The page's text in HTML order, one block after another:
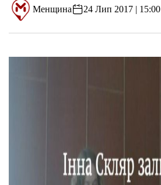
Менщина 24 Лип 2017 | 15:00